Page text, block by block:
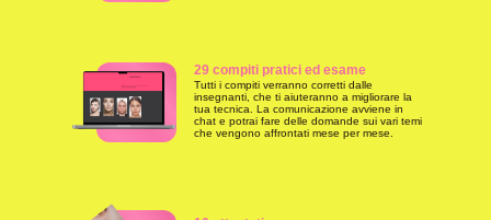
29 compiti pratici ed esame
Tutti i compiti verranno corretti dalle
insegnanti, che ti aiuteranno a migliorare la
tua tecnica. La comunicazione avviene in
chat e potrai fare delle domande sui vari temi
che vengono affrontati mese per mese.